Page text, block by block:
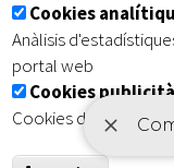
Inici | Avís legal
| Accessibilitat
Cookies
Anàlisis
portal web
Cookies
Cookies de tercers